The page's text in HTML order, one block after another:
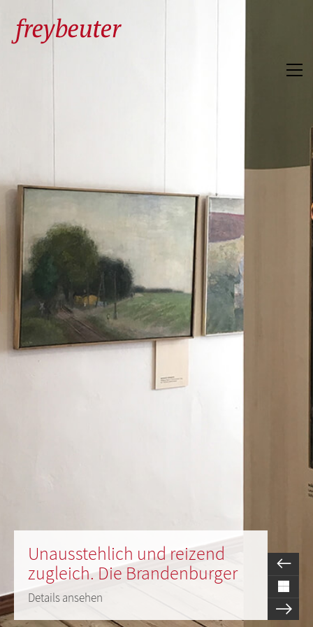
Unausstehlich und reizend
zugleich. Die Brandenburger
Details ansehen